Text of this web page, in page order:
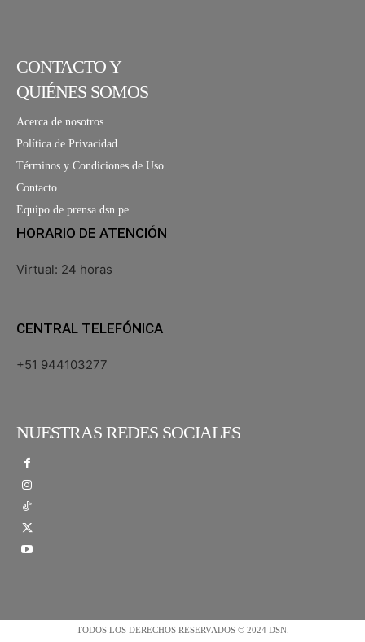
CONTACTO Y
QUIÉNES SOMOS
Acerca de nosotros
Política de Privacidad
Términos y Condiciones de Uso
Contacto
Equipo de prensa dsn.pe
HORARIO DE ATENCIÓN
Virtual: 24 horas
CENTRAL TELEFÓNICA
+51 944103277
NUESTRAS REDES SOCIALES
TODOS LOS DERECHOS RESERVADOS © 2024 DSN.